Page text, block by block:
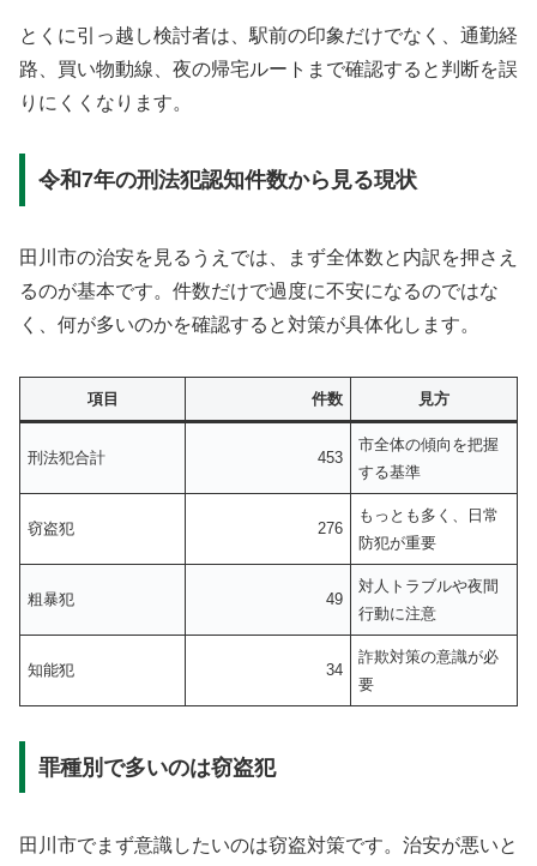
とくに引っ越し検討者は、駅前の印象だけでなく、通勤経
路、買い物動線、夜の帰宅ルートまで確認すると判断を誤
りにくくなります。
令和7年の刑法犯認知件数から見る現状
田川市の治安を見るうえでは、まず全体数と内訳を押さえ
るのが基本です。件数だけで過度に不安になるのではな
く、何が多いのかを確認すると対策が具体化します。
項目 件数 見方
刑法犯合計 453
市全体の傾向を把握
する基準
窃盗犯 276
もっとも多く、日常
防犯が重要
粗暴犯 49
対人トラブルや夜間
行動に注意
知能犯 34
詐欺対策の意識が必
要
罪種別で多いのは窃盗犯
田川市でまず意識したいのは窃盗対策です。治安が悪いと